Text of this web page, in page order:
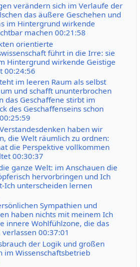
verändern sich im Verlaufe der
das äußere Geschehen und
im Hintergrund wirkende
machen 00:21:58
orientierte
führt in die Irre: sie
Hintergrund wirkende Geistige
00:24:56
im leeren Raum als selbst
und schafft ununterbrochen
das Geschaffene stirbt im
des Geschaffenseins schon
haben wir
die Welt räumlich zu ordnen:
die Perspektive vollkommen
00:30:37
ganze Welt: im Anschauen die
hervorbringen und Ich
Ich unterscheiden lernen
Sympathien und
haben nichts mit meinem Ich
innere Wohlfühlzone, die das
verlassen 00:37:01
der Logik und großen
im Wissenschaftsbetrieb